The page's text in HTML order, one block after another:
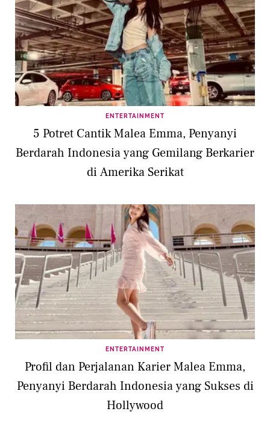
ENTERTAINMENT
5 Potret Cantik Malea Emma, Penyanyi
Berdarah Indonesia yang Gemilang Berkarier
di Amerika Serikat
ENTERTAINMENT
Profil dan Perjalanan Karier Malea Emma,
Penyanyi Berdarah Indonesia yang Sukses di
Hollywood